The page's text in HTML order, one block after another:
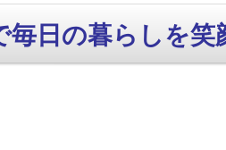
毎日の暮らしを笑